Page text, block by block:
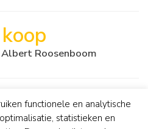
Roosenboom
functionele en analytische
statistieken en